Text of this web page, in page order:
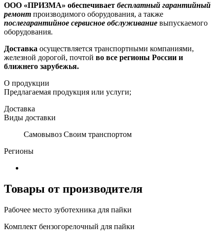
ООО «ПРИЗМА» обеспечивает бесплатный гарантийный
ремонт производимого оборудования, а также
послегарантийное сервисное обслуживание выпускаемого
оборудования.
Доставка осуществляется транспортными компаниями,
железной дорогой, почтой во все регионы России и
ближнего зарубежья.
О продукции
Предлагаемая продукция или услуги;
Доставка
Виды доставки
Самовывоз Своим транспортом
Регионы
Товары от производителя
Рабочее место зуботехника для пайки
Комплект бензогорелочный для пайки